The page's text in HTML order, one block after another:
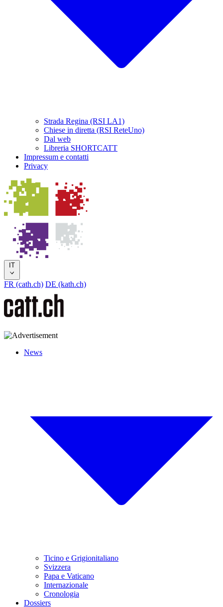
Strada Regina (RSI LA1)
Chiese in diretta (RSI ReteUno)
Dal web
Libreria SHORTCATT
Impressum e contatti
Privacy
IT
FR (cath.ch) DE (kath.ch)
News
Ticino e Grigionitaliano
Svizzera
Papa e Vaticano
Internazionale
Cronologia
Dossiers